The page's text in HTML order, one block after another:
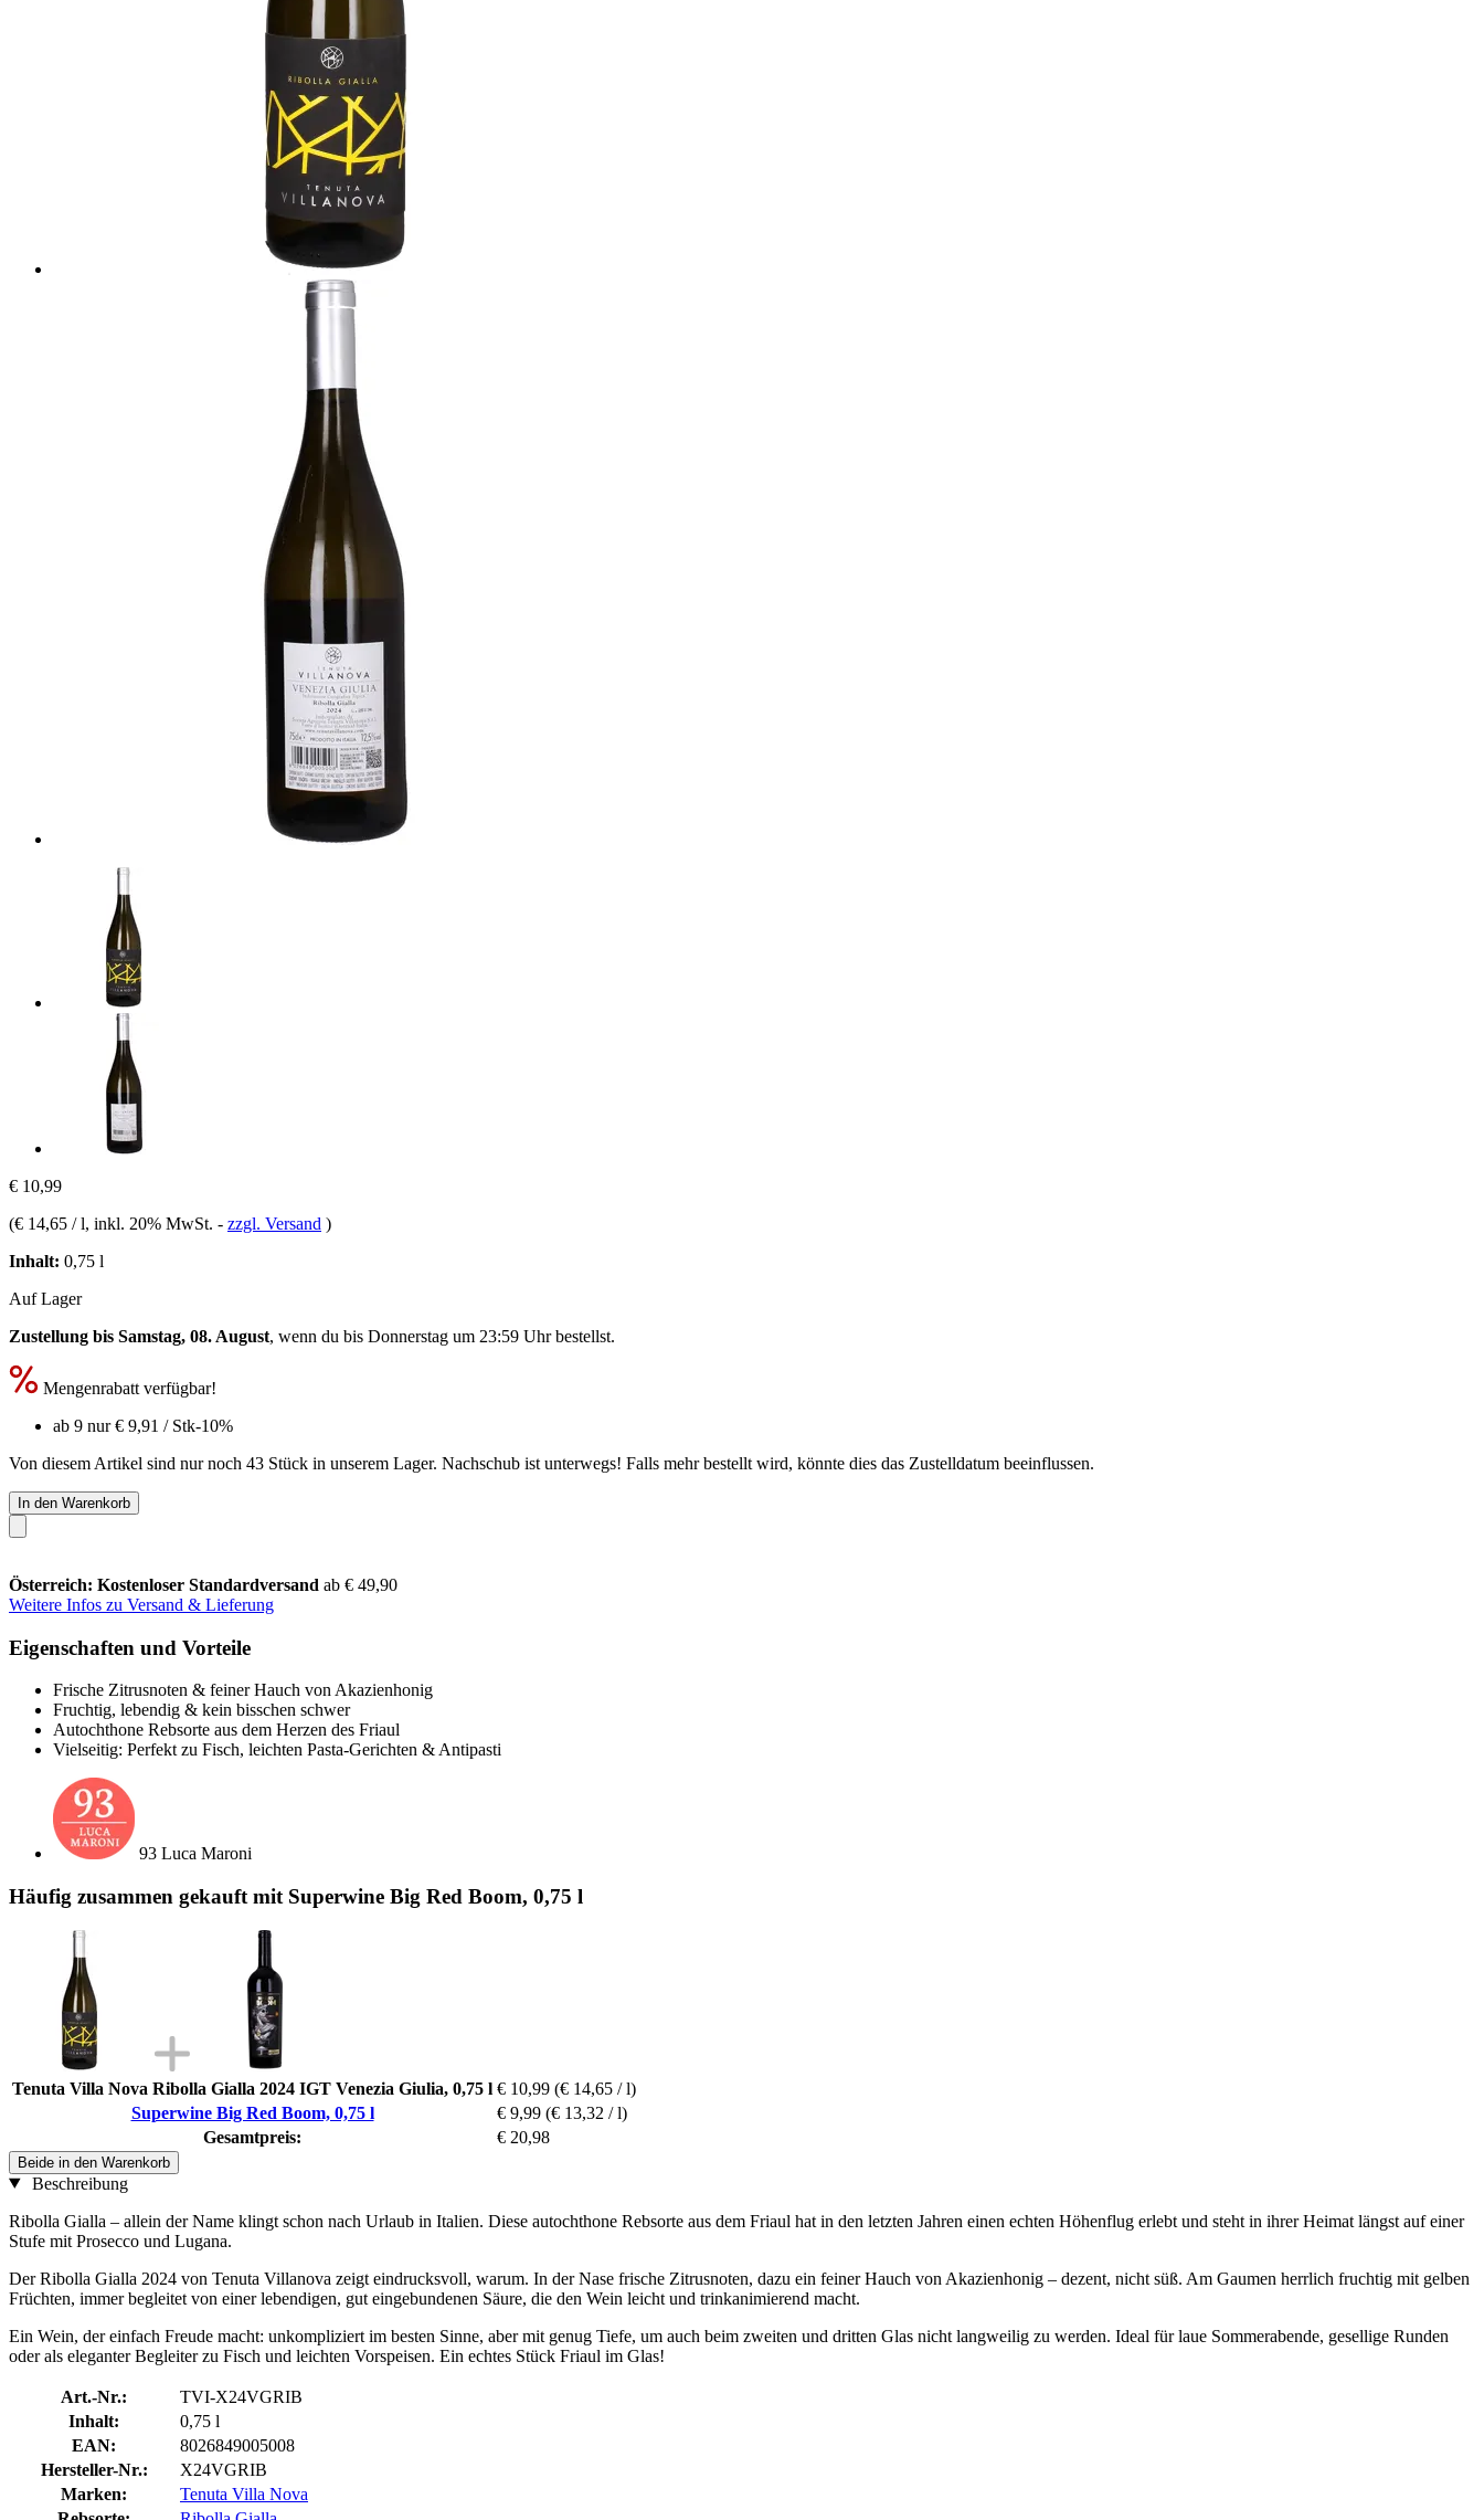
€ 10,99
(€ 14,65 / l, inkl. 20% MwSt. - zzgl. Versand )
Inhalt: 0,75 l
Auf Lager
Zustellung bis Samstag, 08. August, wenn du bis Donnerstag um 23:59 Uhrbestellst.
Mengenrabatt verfügbar!
ab 9 nur€ 9,91 / Stk-10%
Von diesem Artikel sind nur noch 43 Stück in unserem Lager. Nachschub ist unterwegs! Falls mehr bestellt wird, könnte dies das Zustelldatum beeinflussen.
In den Warenkorb
Österreich: Kostenloser Standardversand ab € 49,90
Weitere Infos zu Versand & Lieferung
Eigenschaften und Vorteile
Frische Zitrusnoten & feiner Hauch von Akazienhonig
Fruchtig, lebendig & kein bisschen schwer
Autochthone Rebsorte aus dem Herzen des Friaul
Vielseitig: Perfekt zu Fisch, leichten Pasta-Gerichten & Antipasti
93 Luca Maroni
Häufig zusammen gekauft mit Superwine Big Red Boom, 0,75 l
Tenuta Villa Nova Ribolla Gialla 2024 IGT Venezia Giulia, 0,75 l € 10,99 (€ 14,65 / l)
Superwine Big Red Boom, 0,75 l
€ 9,99 (€ 13,32 / l)
Gesamtpreis:
€ 20,98
Beide in den Warenkorb
Beschreibung
Ribolla Gialla – allein der Name klingt schon nach Urlaub in Italien. Diese autochthone Rebsorte aus dem Friaul hat in den letzten Jahren einen echten Höhenflug erlebt und steht in ihrer Heimat längst auf einer
Stufe mit Prosecco und Lugana.
Der Ribolla Gialla 2024 von Tenuta Villanova zeigt eindrucksvoll, warum. In der Nase frische Zitrusnoten, dazu ein feiner Hauch von Akazienhonig – dezent, nicht süß. Am Gaumen herrlich fruchtig mit gelben
Früchten, immer begleitet von einer lebendigen, gut eingebundenen Säure, die den Wein leicht und trinkanimierend macht.
Ein Wein, der einfach Freude macht: unkompliziert im besten Sinne, aber mit genug Tiefe, um auch beim zweiten und dritten Glas nicht langweilig zu werden. Ideal für laue Sommerabende, gesellige Runden
oder als eleganter Begleiter zu Fisch und leichten Vorspeisen. Ein echtes Stück Friaul im Glas!
Art.-Nr.:
TVI-X24VGRIB
Inhalt:
0,75 l
EAN:
8026849005008
Hersteller-Nr.:
X24VGRIB
Marken:
Tenuta Villa Nova